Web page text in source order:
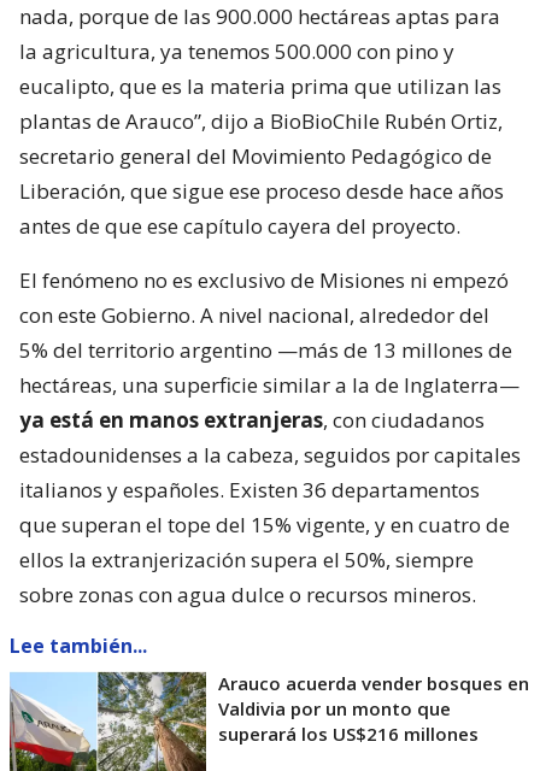
nada, porque de las 900.000 hectáreas aptas para
la agricultura, ya tenemos 500.000 con pino y
eucalipto, que es la materia prima que utilizan las
plantas de Arauco”, dijo a BioBioChile Rubén Ortiz,
secretario general del Movimiento Pedagógico de
Liberación, que sigue ese proceso desde hace años
antes de que ese capítulo cayera del proyecto.
El fenómeno no es exclusivo de Misiones ni empezó
con este Gobierno. A nivel nacional, alrededor del
5% del territorio argentino —más de 13 millones de
hectáreas, una superficie similar a la de Inglaterra—
ya está en manos extranjeras, con ciudadanos
estadounidenses a la cabeza, seguidos por capitales
italianos y españoles. Existen 36 departamentos
que superan el tope del 15% vigente, y en cuatro de
ellos la extranjerización supera el 50%, siempre
sobre zonas con agua dulce o recursos mineros.
Lee también...
Arauco acuerda vender bosques en
Valdivia por un monto que
superará los US$216 millones